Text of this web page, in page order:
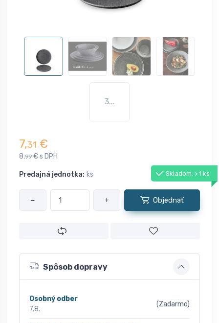
3...
7,31 €
8,99 € s DPH
Predajná jednotka: ks Skladom: > 1 ks
− + Objednať
Spôsob dopravy
Osobný odber
7.8.
(Zadarmo)